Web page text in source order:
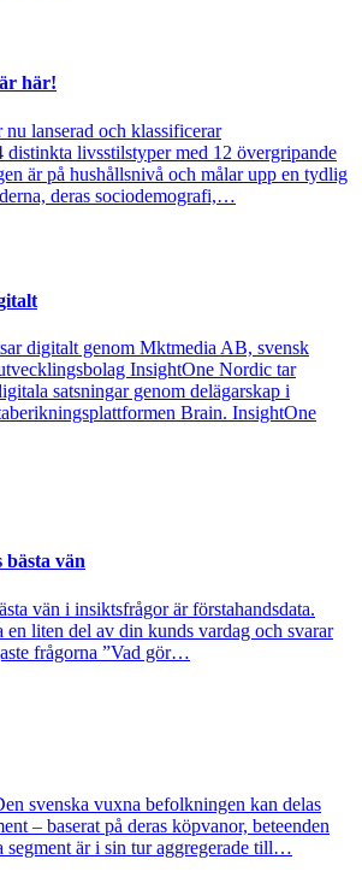
här!
lanserad och klassificerar
distinkta livsstilstyper med 12 övergripande
är på hushållsnivå och målar upp en tydlig
deras sociodemografi,…
digitalt genom Mktmedia AB, svensk
InsightOne Nordic tar
satsningar genom delägarskap i
Brain. InsightOne
vän
vän i insiktsfrågor är förstahandsdata.
en liten del av din kunds vardag och svarar
frågorna ”Vad gör…
svenska vuxna befolkningen kan delas
– baserat på deras köpvanor, beteenden
segment är i sin tur aggregerade till…